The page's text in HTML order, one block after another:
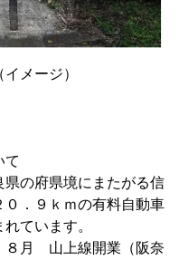
メージ）
て
府県境にまたがる信
．９ｋｍの有料自動車
ています。
山上線開業（阪奈